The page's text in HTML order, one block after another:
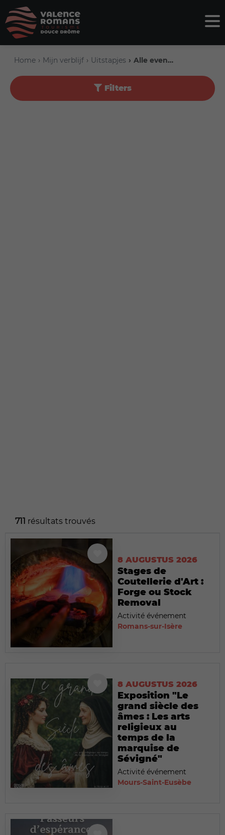
Home Mijn verblijf Uitstapjes Alle evenementen
Filters
711 résultats trouvés
8 AUGUSTUS 2026
Stages de
Coutellerie d'Art :
Forge ou Stock
Removal
Activité événement
Romans-sur-Isère
8 AUGUSTUS 2026
Exposition "Le
grand siècle des
âmes : Les arts
religieux au
temps de la
marquise de
Sévigné"
Activité événement
Mours-Saint-Eusèbe